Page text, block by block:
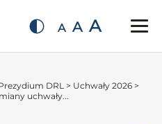
A A A
DRL > Uchwały 2026 >
uchwały...